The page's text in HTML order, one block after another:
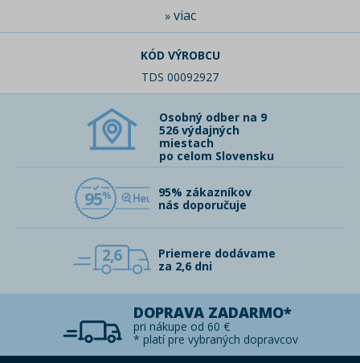
» viac
KÓD VÝROBCU
TDS 00092927
Osobný odber na 9
526 výdajných
miestach
po celom Slovensku
95
95% zákazníkov
nás doporučuje
2,6
Priemere dodávame
za 2,6 dni
DOPRAVA ZADARMO*
pri nákupe od 60 €
* platí pre vybraných dopravcov